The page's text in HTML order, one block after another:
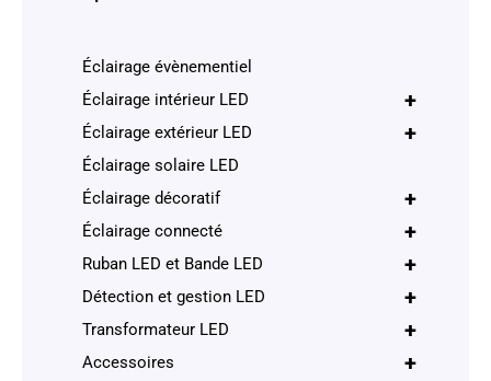
Éclairage évènementiel
+
Éclairage intérieur LED
+
Éclairage extérieur LED
Éclairage solaire LED
+
Éclairage décoratif
+
Éclairage connecté
+
Ruban LED et Bande LED
+
Détection et gestion LED
+
Transformateur LED
+
Accessoires